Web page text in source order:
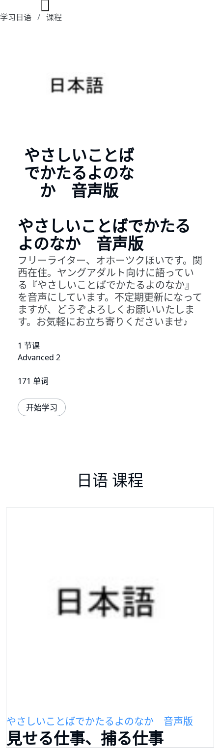
学习日语 课程
やさしいことば
でかたるよのな
か 音声版
やさしいことばでかたる
よのなか 音声版
フリーライター、オホーツクほいです。関
西在住。ヤングアダルト向けに語ってい
る『やさしいことばでかたるよのなか』
を音声にしています。不定期更新になって
ますが、どうぞよろしくお願いいたしま
す。お気軽にお立ち寄りくださいませ♪
1 节课
Advanced 2
171 单词
开始学习
日语 课程
やさしいことばでかたるよのなか 音声版
見せる仕事、捕る仕事